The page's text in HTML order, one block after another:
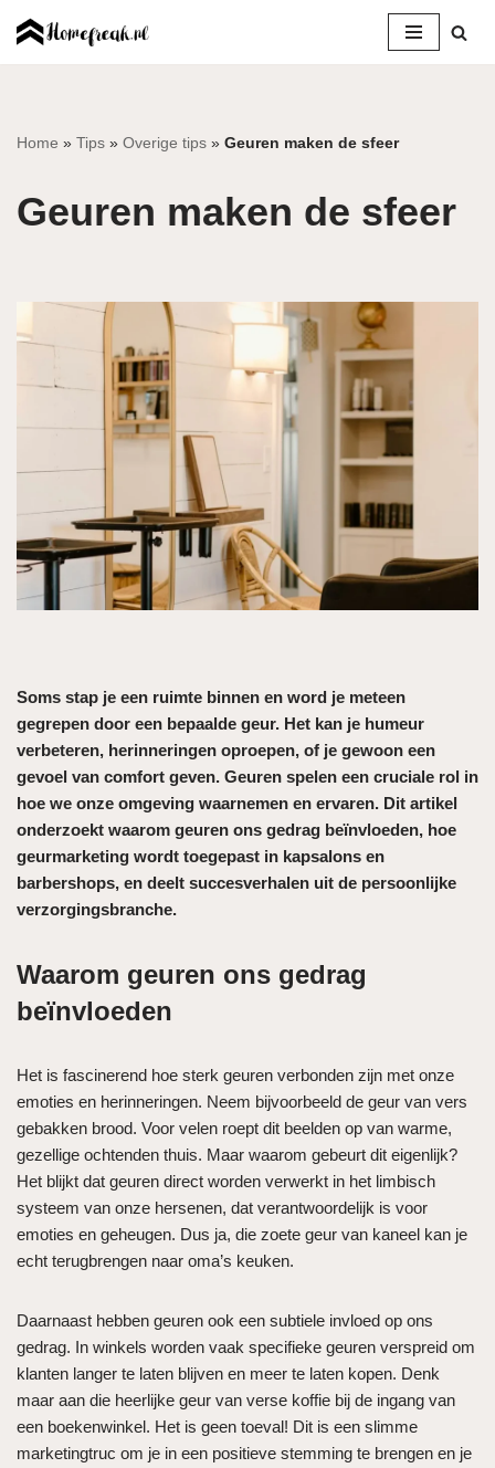
inhoud
Home » Tips » Overige tips » Geuren maken de sfeer
Geuren maken de sfeer
Soms stap je een ruimte binnen en word je meteen
gegrepen door een bepaalde geur. Het kan je humeur
verbeteren, herinneringen oproepen, of je gewoon een
gevoel van comfort geven. Geuren spelen een cruciale rol in
hoe we onze omgeving waarnemen en ervaren. Dit artikel
onderzoekt waarom geuren ons gedrag beïnvloeden, hoe
geurmarketing wordt toegepast in kapsalons en
barbershops, en deelt succesverhalen uit de persoonlijke
verzorgingsbranche.
Waarom geuren ons gedrag
beïnvloeden
Het is fascinerend hoe sterk geuren verbonden zijn met onze
emoties en herinneringen. Neem bijvoorbeeld de geur van vers
gebakken brood. Voor velen roept dit beelden op van warme,
gezellige ochtenden thuis. Maar waarom gebeurt dit eigenlijk?
Het blijkt dat geuren direct worden verwerkt in het limbisch
systeem van onze hersenen, dat verantwoordelijk is voor
emoties en geheugen. Dus ja, die zoete geur van kaneel kan je
echt terugbrengen naar oma’s keuken.
Daarnaast hebben geuren ook een subtiele invloed op ons
gedrag. In winkels worden vaak specifieke geuren verspreid om
klanten langer te laten blijven en meer te laten kopen. Denk
maar aan die heerlijke geur van verse koffie bij de ingang van
een boekenwinkel. Het is geen toeval! Dit is een slimme
marketingtruc om je in een positieve stemming te brengen en je